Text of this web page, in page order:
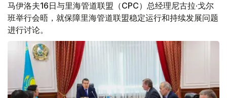
马伊洛夫16日与里海管道联盟（CPC）总经理尼古拉·戈尔
班举行会晤，就保障里海管道联盟稳定运行和持续发展问题
进行讨论。